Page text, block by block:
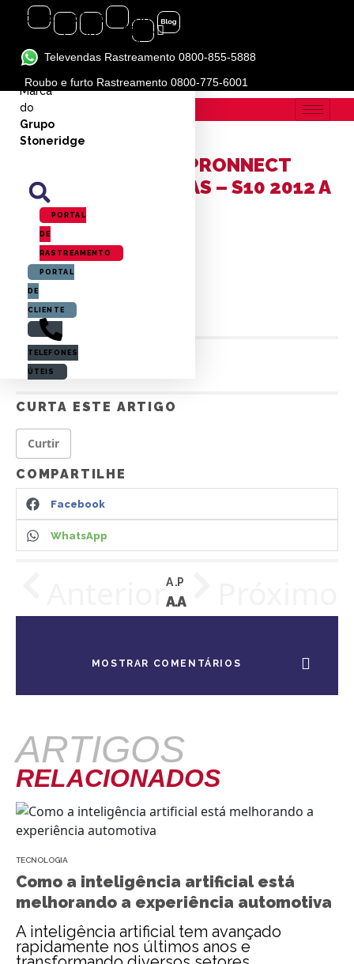
Instagram
Facebook-
f
Linkedin-
in
Youtube
Icon-
flickr-
1
Televendas Rastreamento 0800-855-5888
Roubo e furto Rastreamento 0800-775-6001
Marca
do
Grupo
Stoneridge
PORTAL
DE
RASTREAMENTO
PORTAL
DE
CLIENTE
TELEFONES
ÚTEIS
BLOG
ACIONAMENTO VE PRONNECT
480AE, P.DIANTEIRAS – S10 2012 A
2016 (GM)
Criado por
CURTA ESTE ARTIGO
Curtir
COMPARTILHE
Facebook
WhatsApp
ARTIGO ANTERIOR
ACIONAMENTO VE PRONNECT 480AE, P.DIANTEIRAS – CRETA (HYUNDAI)ACIONAMENTO VE PRONNECT 480AE – COBALT 2011 A 2015 (GM)
MOSTRAR COMENTÁRIOS
ARTIGOS
RELACIONADOS
TECNOLOGIA
Como a inteligência artificial está
melhorando a experiência automotiva
A inteligência artificial tem avançado
rapidamente nos últimos anos e